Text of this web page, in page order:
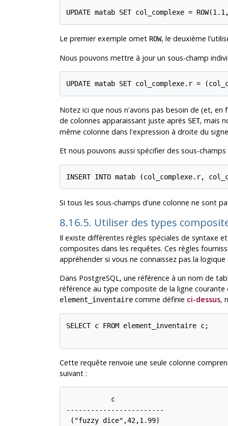
UPDATE matab SET col_complexe =
Le premier exemple omet ROW, le deuxième
Nous pouvons mettre à jour un sous-champ
UPDATE matab SET col_complexe.r =
Notez ici que nous n'avons pas besoin de (et,
de colonnes apparaissant juste après SET, mais
même colonne dans l'expression à droite du
Et nous pouvons aussi spécifier des sous-
INSERT INTO matab (col_complexe.r,
Si tous les sous-champs d'une colonne ne sont
8.16.5. Utiliser des types
Il existe différentes règles spéciales de syntaxe
composites dans les requêtes. Ces règles
appréhender si vous ne connaissez pas la logique
Dans PostgreSQL, une référence à un nom de
référence au type composite de la ligne
element_inventairecomme définie ci-dessus,
SELECT c FROM element_inventaire c;
Cette requête renvoie une seule colonne
suivant :
           c
------------------------
("fuzzy dice",42,1.99)